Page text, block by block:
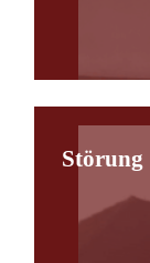
Störung